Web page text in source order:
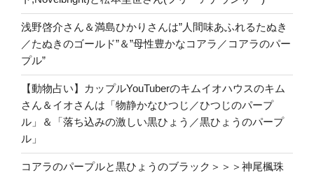
浅野啓介さん＆満島ひかりさんは”人間味あふれるたぬき
／たぬきのゴールド”＆”母性豊かなコアラ／コアラのパー
プル”
【動物占い】カップルYouTuberのキムイオハウスのキム
さん＆イオさんは「物静かなひつじ／ひつじのパープ
ル」＆「落ち込みの激しい黒ひょう／黒ひょうのパープ
ル」
コアラのパープルと黒ひょうのブラック＞＞＞神尾楓珠